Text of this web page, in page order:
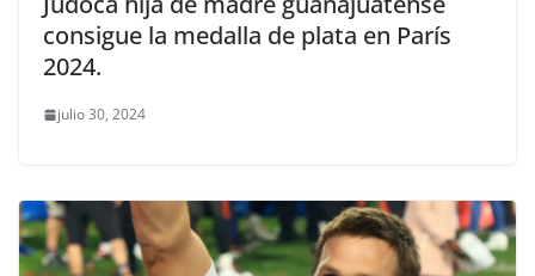
consigue la medalla de plata en París
2024.
julio 30, 2024